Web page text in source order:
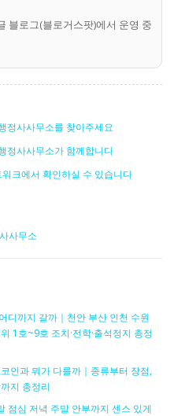
블로그(블로거스팟)에서 운영 중
정사사무소를 찾아주세요
정사사무소가 함께합니다
크에서 확인하실 수 있습니다
디까지 갈까｜천안 부산 인천 수원
1호~9호 조치·전학·출석정지 총정
인과 뭐가 다를까｜종류부터 장점,
지 총정리
점심 저녁 주말 안부까지 센스 있게